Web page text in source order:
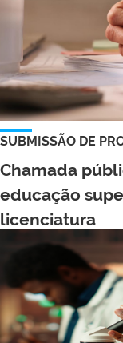
SUBMISSÃO DE
Chamada
educação
licenciatura